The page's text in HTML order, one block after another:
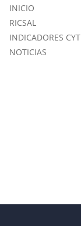
INICIO
RICSAL
INDICADORES CYT
NOTICIAS